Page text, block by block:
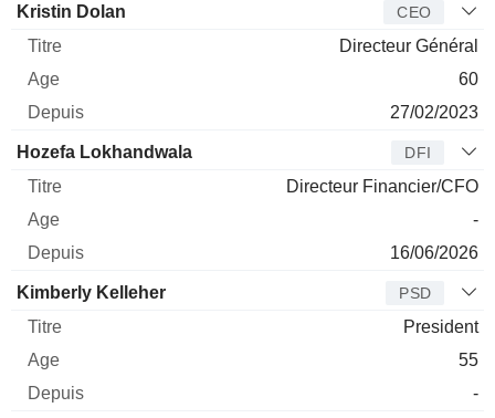
Dirigeant Titre
Kristin Dolan CEO
Directeur Général
60
27/02/2023
Hozefa Lokhandwala DFI
Directeur Financier/CFO
-
16/06/2026
Kimberly Kelleher PSD
President
55
-